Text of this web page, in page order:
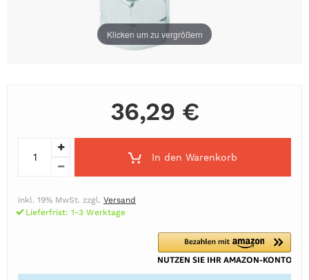
Klicken um zu vergrößern
36,29 €
In den Warenkorb
inkl. 19% MwSt. zzgl. Versand
Lieferfrist: 1-3 Werktage